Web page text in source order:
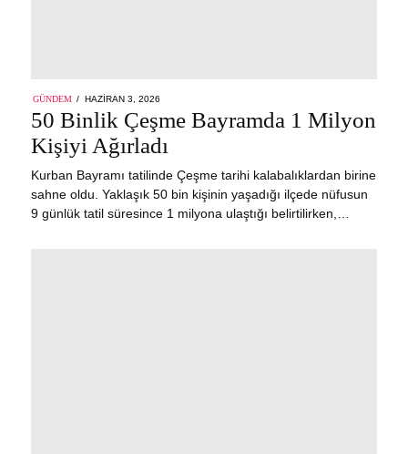
GÜNDEM
POSTED
ON
HAZIRAN 3, 2026
50 Binlik Çeşme Bayramda 1 Milyon
Kişiyi Ağırladı
Kurban Bayramı tatilinde Çeşme tarihi kalabalıklardan birine
sahne oldu. Yaklaşık 50 bin kişinin yaşadığı ilçede nüfusun
9 günlük tatil süresince 1 milyona ulaştığı belirtilirken,…